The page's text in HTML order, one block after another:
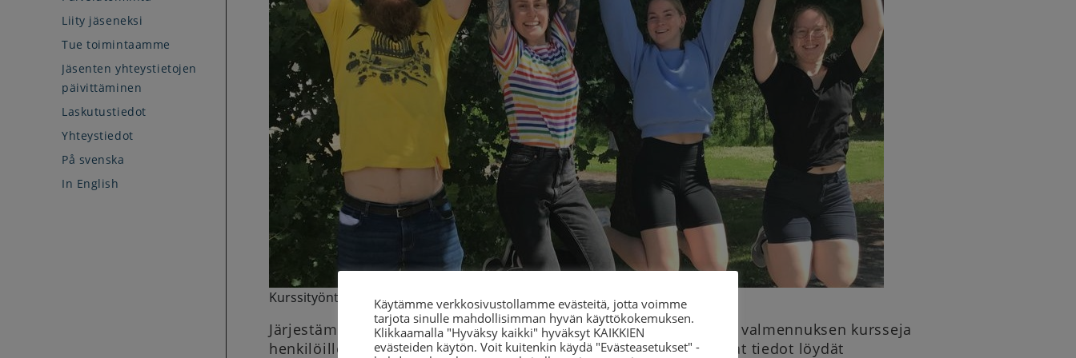
Liity jäseneksi
Tue toimintaamme
Jäsenten yhteystietojen
päivittäminen
Laskutustiedot
Yhteystiedot
På svenska
In English
Kurssityöntekijöitä kesältä 2023.
Järjestämme jälleen kesällä 2024 STEA:n rahoittamia sosiaalisen valmennuksen kursseja
henkilöille, joilla on cp-vamma, mmc tai hydrokefalia. Tarkemmat tiedot löydät
Käytämme verkkosivustollamme evästeitä, jotta voimme
tarjota sinulle mahdollisimman hyvän käyttökokemuksen.
Klikkaamalla "Hyväksy kaikki" hyväksyt KAIKKIEN
evästeiden käytön. Voit kuitenkin käydä "Evästeasetukset" -